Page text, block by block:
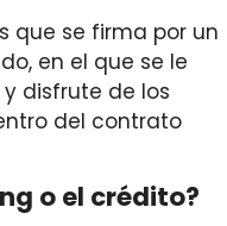
que se firma por un
en el que se le
disfrute de los
del contrato
o el crédito?